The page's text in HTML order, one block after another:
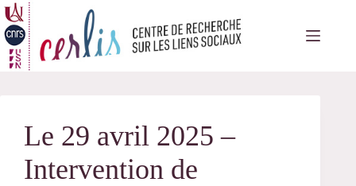
Passer
au
contenu
Le 29 avril 2025 –
Intervention de